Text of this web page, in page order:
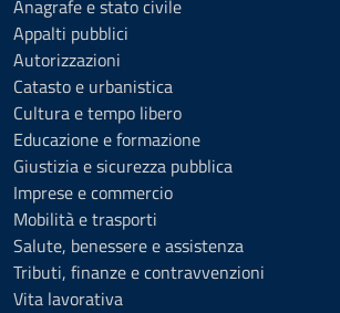
Anagrafe e stato civile
Appalti pubblici
Autorizzazioni
Catasto e urbanistica
Cultura e tempo libero
Educazione e formazione
Giustizia e sicurezza pubblica
Imprese e commercio
Mobilità e trasporti
Salute, benessere e assistenza
Tributi, finanze e contravvenzioni
Vita lavorativa